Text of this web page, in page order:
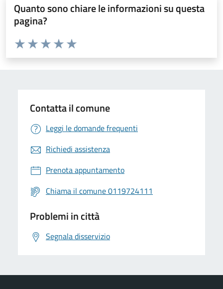
Quanto sono chiare le informazioni su questa
pagina?
Valuta da 1 a 5 stelle la pagina
Valuta 5 stelle su 5
Valuta 4 stelle su 5
Valuta 3 stelle su 5
Valuta 2 stelle su 5
Valuta 1 stelle su 5
Contatta il comune
Leggi le domande frequenti
Richiedi assistenza
Prenota appuntamento
Chiama il comune 0119724111
Problemi in città
Segnala disservizio